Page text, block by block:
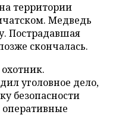
территории
Медведь
Пострадавшая
скончалась.
уголовное дело,
безопасности